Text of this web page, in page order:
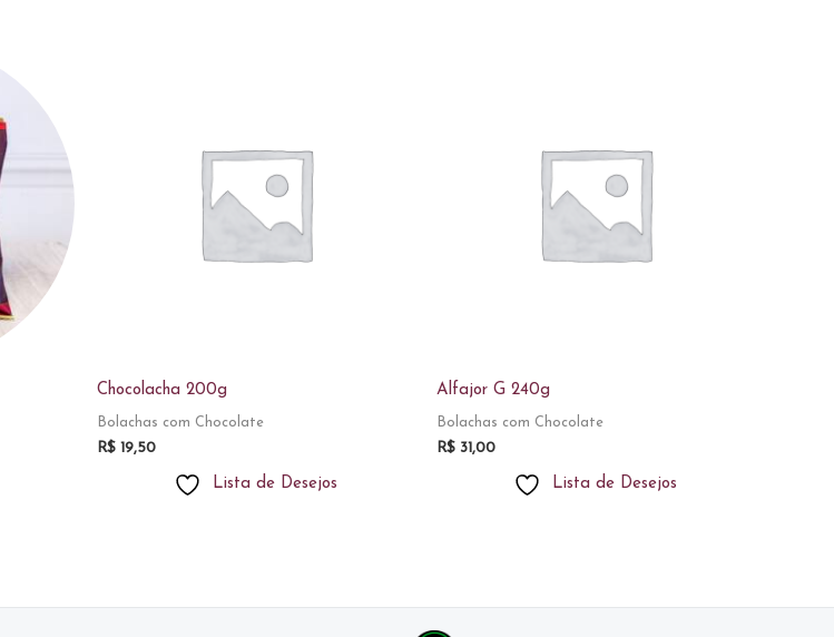
Chocolacha 200g
Bolachas com Chocolate
R$ 19,50
Lista de Desejos
Alfajor G 240g
Bolachas com Chocolate
R$ 31,00
Lista de Desejos